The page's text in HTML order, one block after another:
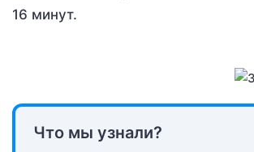
16 минут.
Что мы узнали?